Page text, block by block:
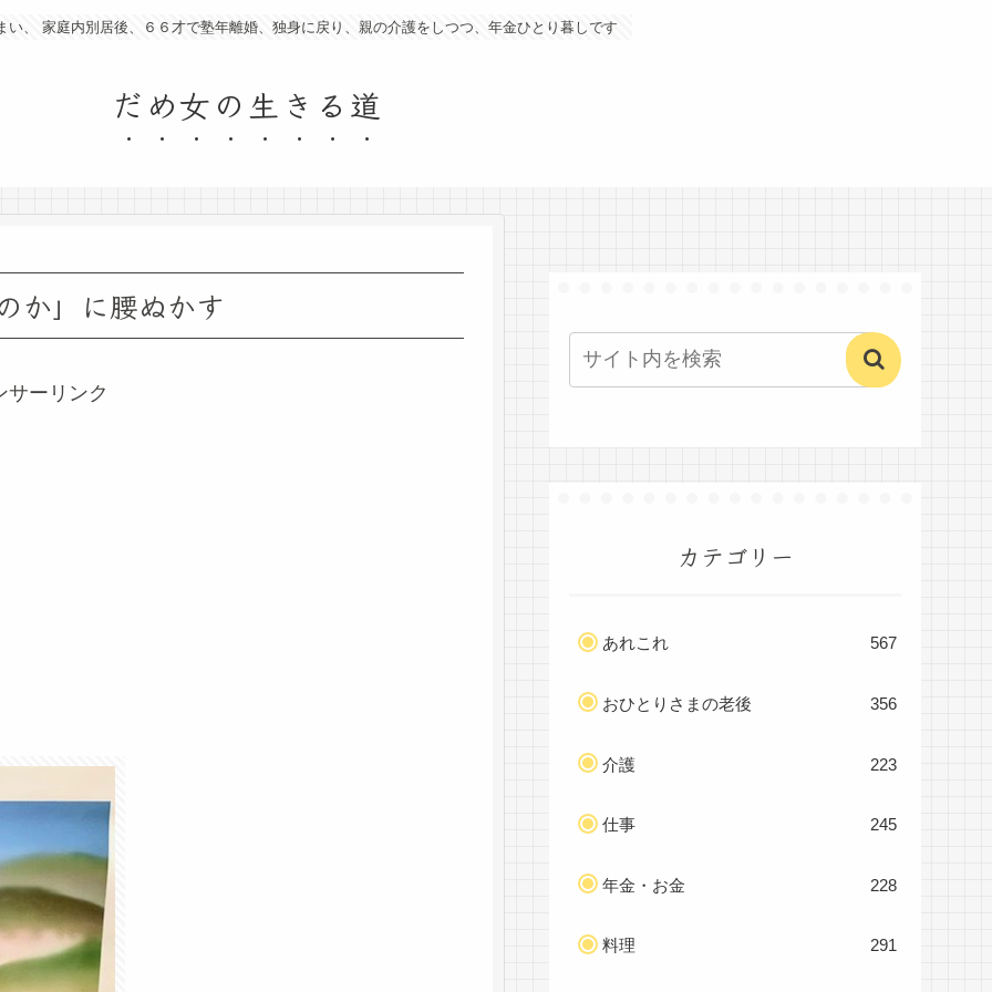
い、 家庭内別居後、６６才で塾年離婚、独身に戻り、親の介護をしつつ、年金ひとり暮しです
だめ女の生きる道
か」に腰ぬかす
サーリンク
カテゴリー
あれこれ 567
おひとりさまの老後 356
介護 223
仕事 245
年金・お金 228
料理 291